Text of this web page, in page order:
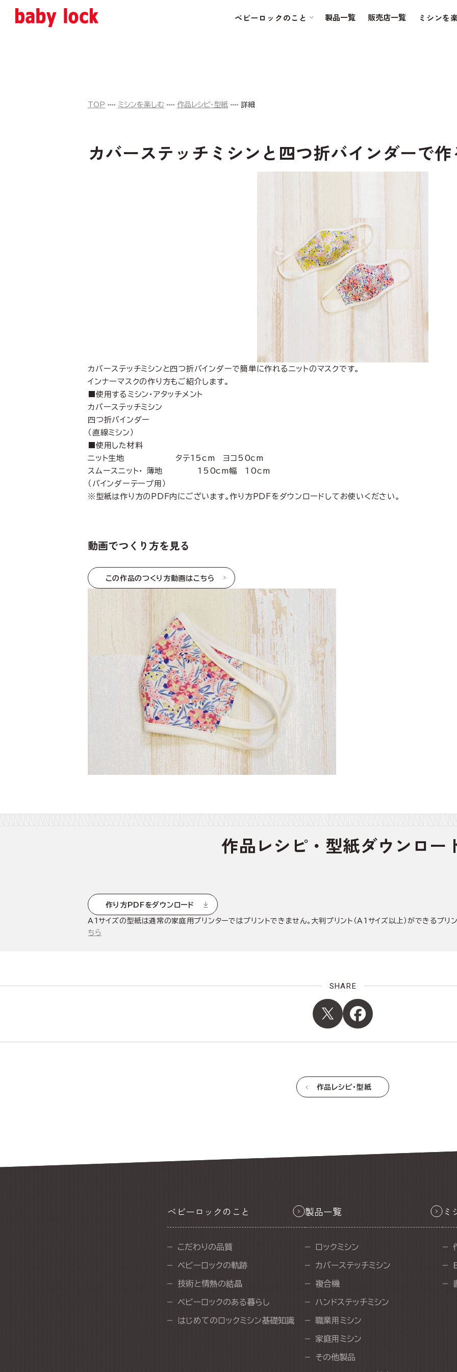
ベビーロックのこと 製品一覧 販売店一覧 ミシンを
TOP ミシンを楽しむ 作品レシピ・型紙 詳細
カバーステッチミシンと四つ折バインダーで
カバーステッチミシンと四つ折バインダーで簡単に作れるニットのマスクです。
インナーマスクの作り方もご紹介します。
■使用するミシン・アタッチメント
カバーステッチミシン
四つ折バインダー
（直線ミシン）
■使用した材料
ニット生地 タテ15cm ヨコ50cm
スムースニット・ 薄地 150cm幅 10cm
（バインダーテープ用）
※型紙は作り方のPDF内にございます。作り方PDFをダウンロードしてお使いください。
動画でつくり方を見る
この作品のつくり方動画はこちら
作品レシピ・ 型紙ダウンロー
作り方PDFをダウンロード
A1サイズの型紙は通常の家庭用プリンターではプリントできません。大判プリント（A1サイズ以上）ができるプリ
ちら
SHARE
作品レシピ・型紙
ベビーロックのこと
こだわりの品質
ベビーロックの軌跡
技術と情熱の結晶
ベビーロックのある暮らし
はじめてのロックミシン基礎知識
製品一覧
ロックミシン
カバーステッチミシン
複合機
ハンドステッチミシン
職業用ミシン
家庭用ミシン
その他製品
ミ